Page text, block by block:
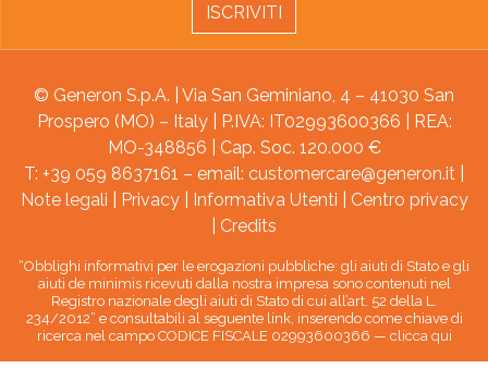
ISCRIVITI
© Generon S.p.A. | Via San Geminiano, 4 – 41030 San
Prospero (MO) – Italy | P.IVA: IT02993600366 | REA:
MO-348856 | Cap. Soc. 120.000 €
T: +39 059 8637161 – email: customercare@generon.it
Note legali
Privacy| Informativa Utenti
Centro privacy
Credits
“Obblighi informativi per le erogazioni pubbliche: gli aiuti di Stato e gli
aiuti de minimis ricevuti dalla nostra impresa sono contenuti nel
Registro nazionale degli aiuti di Stato di cui all’art. 52 della L.
234/2012” e consultabili al seguente link, inserendo come chiave di
ricerca nel campo CODICE FISCALE 02993600366 — clicca qui